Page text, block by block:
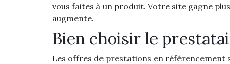
vous faites à un produit. Votre site gagne
augmente.
Bien choisir le
Les offres de prestations en référencement